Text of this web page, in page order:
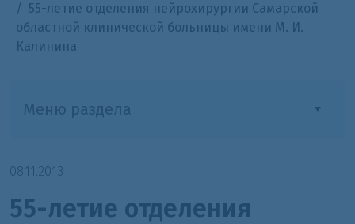
55-летие отделения нейрохирургии Самарской
областной клинической больницы имени М. И.
Калинина
Меню раздела
08.11.2013
55-летие отделения